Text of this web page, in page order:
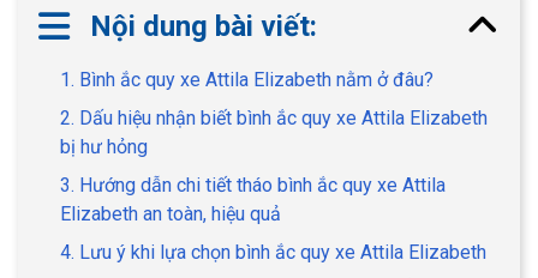
Nội dung bài viết:
1. Bình ắc quy xe Attila Elizabeth nằm ở đâu?
2. Dấu hiệu nhận biết bình ắc quy xe Attila Elizabeth
bị hư hỏng
3. Hướng dẫn chi tiết tháo bình ắc quy xe Attila
Elizabeth an toàn, hiệu quả
4. Lưu ý khi lựa chọn bình ắc quy xe Attila Elizabeth